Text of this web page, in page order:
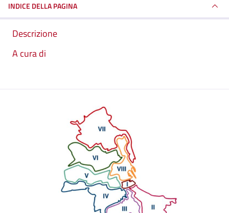
INDICE DELLA PAGINA
Descrizione
A cura di